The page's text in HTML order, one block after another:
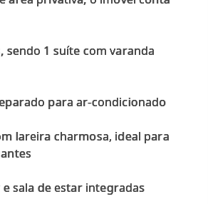
1 suíte com varanda
para ar-condicionado
lareira charmosa, ideal para
sala de estar integradas